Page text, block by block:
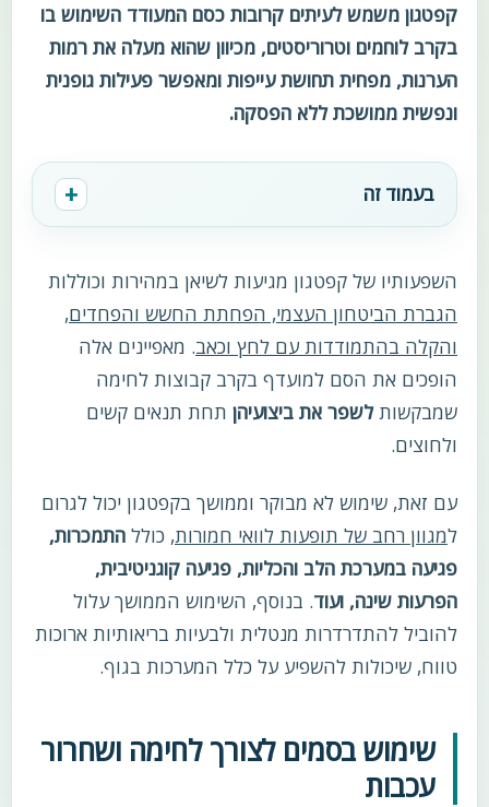
קפטגון משמש לעיתים קרובות כסם המעודד השימוש בו
בקרב לוחמים וטרוריסטים, מכיוון שהוא מעלה את רמות
הערנות, מפחית תחושת עייפות ומאפשר פעילות גופנית
ונפשית ממושכת ללא הפסקה.
בעמוד זה
השפעותיו של קפטגון מגיעות לשיאן במהירות וכוללות
הגברת הביטחון העצמי, הפחתת החשש והפחדים,
והקלה בהתמודדות עם לחץ וכאב. מאפיינים אלה
הופכים את הסם למועדף בקרב קבוצות לחימה
שמבקשותלשפר את ביצועיהן תחת תנאים קשים
ולחוצים.
עם זאת, שימוש לא מבוקר וממושך בקפטגון יכול לגרום
למגוון רחב של תופעות לוואי חמורות, כולל התמכרות,
פגיעה במערכת הלב והכליות, פגיעה קוגניטיבית,
הפרעות שינה, ועוד. בנוסף, השימוש הממושך עלול
להוביל להתדרדרות מנטלית ולבעיות בריאותיות ארוכות
טווח, שיכולות להשפיע על כלל המערכות בגוף.
שימוש בסמים לצורך לחימה ושחרור
עכבות